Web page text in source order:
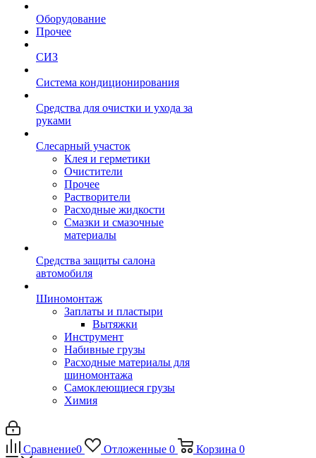
Оборудование
Прочее
СИЗ
Система кондиционирования
Средства для очистки и ухода за
руками
Слесарный участок
Клея и герметики
Очистители
Прочее
Растворители
Расходные жидкости
Смазки и смазочные
материалы
Средства защиты салона
автомобиля
Шиномонтаж
Заплаты и пластыри
Вытяжки
Инструмент
Набивные грузы
Расходные материалы для
шиномонтажа
Самоклеющиеся грузы
Химия
Сравнение0 Отложенные 0 Корзина 0